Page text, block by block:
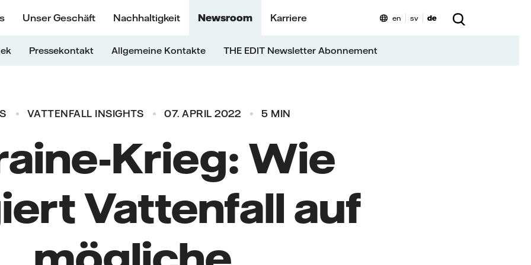
Unser Geschäft Nachhaltigkeit Newsroom Karriere
Pressekontakt Allgemeine Kontakte THE EDIT Newsletter Abonnement
en sv de
VATTENFALL INSIGHTS 07. APRIL 2022 5 MIN
Krieg: Wie
Vattenfall auf